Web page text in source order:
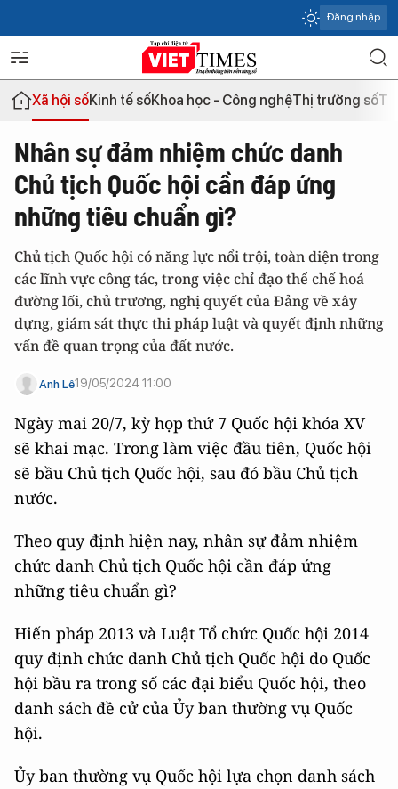
Đăng nhập
Xã hội sốKinh tế sốKhoa học - Công nghệThị trường số
Nhân sự đảm nhiệm chức danh
Chủ tịch Quốc hội cần đáp ứng
những tiêu chuẩn gì?
Chủ tịch Quốc hội có năng lực nổi trội, toàn diện trong
các lĩnh vực công tác, trong việc chỉ đạo thể chế hoá
đường lối, chủ trương, nghị quyết của Đảng về xây
dựng, giám sát thực thi pháp luật và quyết định những
vấn đề quan trọng của đất nước.
Anh Lê19/05/2024 11:00
Ngày mai 20/7, kỳ họp thứ 7 Quốc hội khóa XV
sẽ khai mạc. Trong làm việc đầu tiên, Quốc hội
sẽ bầu Chủ tịch Quốc hội, sau đó bầu Chủ tịch
nước.
Theo quy định hiện nay, nhân sự đảm nhiệm
chức danh Chủ tịch Quốc hội cần đáp ứng
những tiêu chuẩn gì?
Hiến pháp 2013 và Luật Tổ chức Quốc hội 2014
quy định chức danh Chủ tịch Quốc hội do Quốc
hội bầu ra trong số các đại biểu Quốc hội, theo
danh sách đề cử của Ủy ban thường vụ Quốc
hội.
Ủy ban thường vụ Quốc hội lựa chọn danh sách